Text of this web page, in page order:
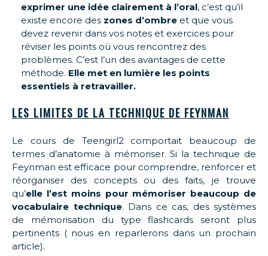
exprimer une idée clairement à l’oral, c’est qu’il
existe encore des zones d’ombre et que vous
devez revenir dans vos notes et exercices pour
réviser les points où vous rencontrez des
problèmes. C’est l’un des avantages de cette
méthode. Elle met en lumière les points
essentiels à retravailler.
LES LIMITES DE LA TECHNIQUE DE FEYNMAN
Le cours de Teengirl2 comportait beaucoup de
termes d’anatomie à mémoriser. Si la technique de
Feynman est efficace pour comprendre, renforcer et
réorganiser des concepts ou des faits, je trouve
qu’elle l’est moins pour mémoriser beaucoup de
vocabulaire technique. Dans ce cas, des systèmes
de mémorisation du type flashcards seront plus
pertinents ( nous en reparlerons dans un prochain
article).